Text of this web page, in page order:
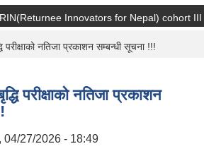
RIN(Returnee
परीक्षाको नतिजा प्रकाशन सम्बन्धी सूचना !!!
परीक्षाको नतिजा प्रकाशन
04/27/2026 - 18:49